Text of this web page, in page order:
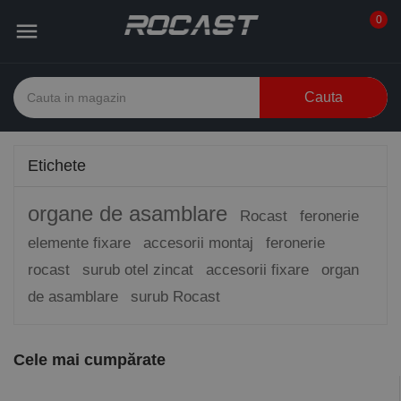
 0
Cauta
Etichete
organe de asamblare Rocast
feronerie
elemente fixare
accesorii montaj
feronerie
rocast
surub otel zincat accesorii fixare
organ
de asamblare
surub Rocast
Cele mai cumpărate